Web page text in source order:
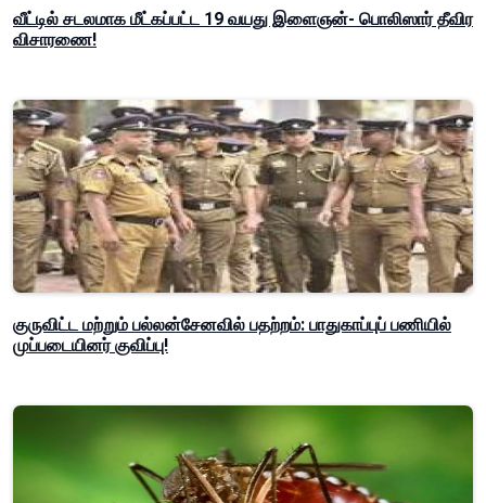
வீட்டில் சடலமாக மீட்கப்பட்ட 19 வயது இளைஞன்- பொலிஸார் தீவிர
விசாரணை!
குருவிட்ட மற்றும் பல்லன்சேனவில் பதற்றம்: பாதுகாப்புப் பணியில்
முப்படையினர் குவிப்பு!